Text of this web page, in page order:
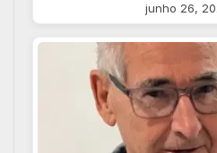
junho 26,